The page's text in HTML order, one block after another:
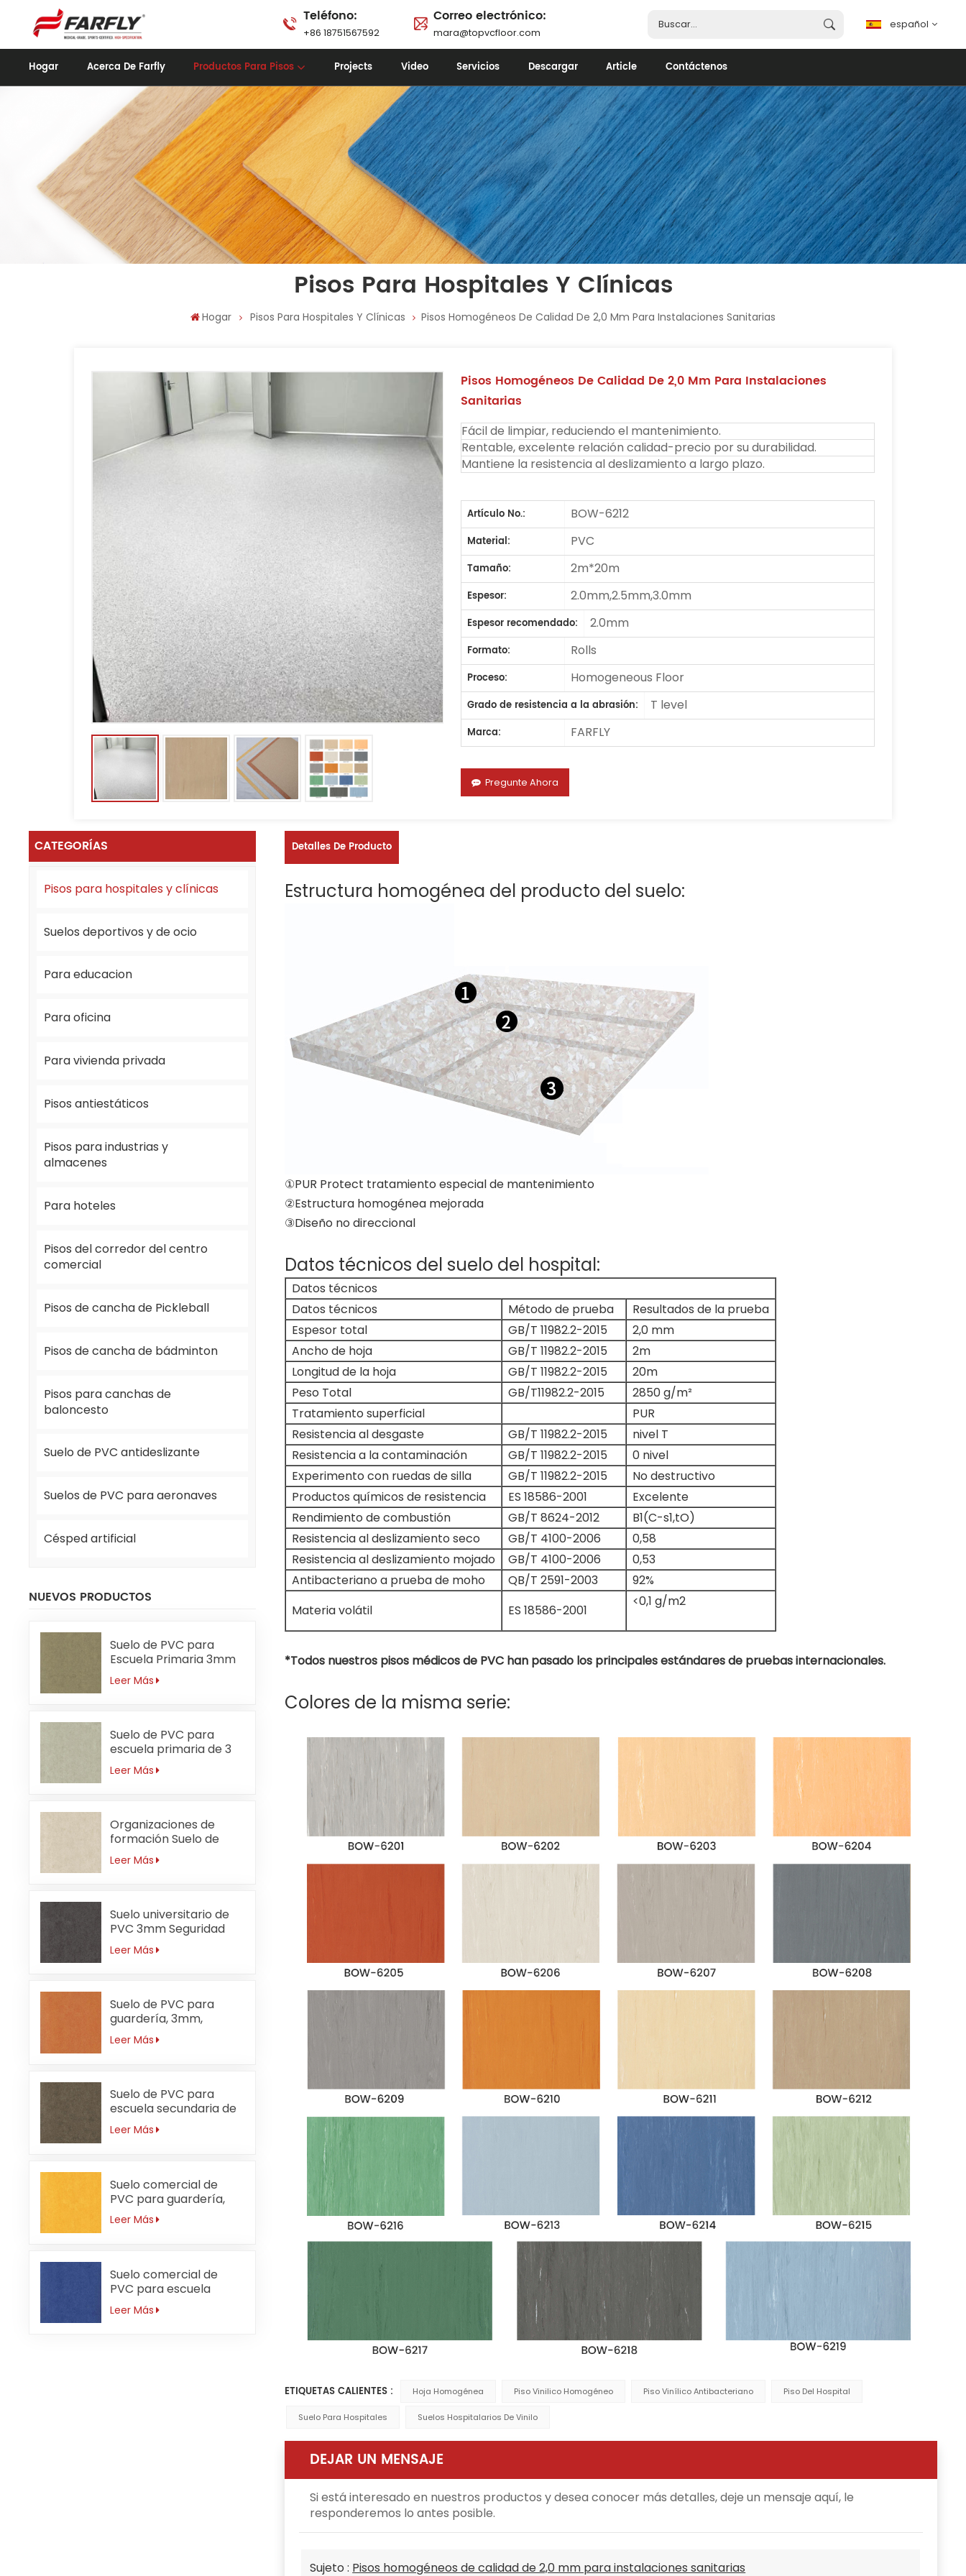
Teléfono:
+86 18751567592
Correo electrónico:
mara@topvcfloor.com
español
español
English
français
português
العربية
Hogar Acerca De Farfly Productos Para Pisos Projects Video Servicios Descargar Article Contáctenos
Pisos Para Hospitales Y Clínicas
Hogar Pisos Para Hospitales Y Clínicas Pisos Homogéneos De Calidad De 2,0 Mm Para Instalaciones Sanitarias
Pisos Homogéneos De Calidad De 2,0 Mm Para Instalaciones
Sanitarias
Fácil de limpiar, reduciendo el mantenimiento.
Rentable, excelente relación calidad-precio por su durabilidad.
Mantiene la resistencia al deslizamiento a largo plazo.
Artículo No.: BOW-6212
Material: PVC
Tamaño: 2m*20m
Espesor: 2.0mm,2.5mm,3.0mm
Espesor recomendado: 2.0mm
Formato: Rolls
Proceso: Homogeneous Floor
Grado de resistencia a la abrasión: T level
Marca: FARFLY
Pregunte Ahora
CATEGORÍAS
Pisos para hospitales y clínicas
Suelos deportivos y de ocio
Para educacion
Para oficina
Para vivienda privada
Pisos antiestáticos
Pisos para industrias y
almacenes
Para hoteles
Pisos del corredor del centro
comercial
Pisos de cancha de Pickleball
Pisos de cancha de bádminton
Pisos para canchas de
baloncesto
Suelo de PVC antideslizante
Suelos de PVC para aeronaves
Césped artificial
NUEVOS PRODUCTOS
Suelo de PVC para
Escuela Primaria 3mm
Sin Formaldehído
Leer Más
Suelo de PVC para
escuela primaria de 3
mm resistente a ácidos
y álcalis
Leer Más
Organizaciones de
formación Suelo de
PVC 3mm
Antibacteriano
Leer Más
Suelo universitario de
PVC 3mm Seguridad
Leer Más
Suelo de PVC para
guardería, 3mm,
ignífugo, naranja
Leer Más
Suelo de PVC para
escuela secundaria de
3 mm resistente al
desgaste
Leer Más
Suelo comercial de
PVC para guardería,
resistente al agua,
3mm
Leer Más
Suelo comercial de
PVC para escuela
primaria antideslizante
de 3mm
Leer Más
Detalles De Producto
Estructura homogénea del producto del suelo:
①PUR Protect tratamiento especial de mantenimiento
②Estructura homogénea mejorada
③Diseño no direccional
Datos técnicos del suelo del hospital:
Datos técnicos
Datos técnicos
Método de prueba
Resultados de la prueba
Espesor total
GB/T 11982.2-2015
2,0 mm
Ancho de hoja
GB/T 11982.2-2015
2m
Longitud de la hoja
GB/T 11982.2-2015
20m
Peso Total
GB/T11982.2-2015
2850 g/m²
Tratamiento superficial
PUR
Resistencia al desgaste
GB/T 11982.2-2015
nivel T
Resistencia a la contaminación
GB/T 11982.2-2015
0 nivel
Experimento con ruedas de silla
GB/T 11982.2-2015
No destructivo
Productos químicos de resistencia
ES 18586-2001
Excelente
Rendimiento de combustión
GB/T 8624-2012
B1(C-s1,tO)
Resistencia al deslizamiento seco
GB/T 4100-2006
0,58
Resistencia al deslizamiento mojado
GB/T 4100-2006
0,53
Antibacteriano a prueba de moho
QB/T 2591-2003
92%
Materia volátil
ES 18586-2001
<0,1 g/m2
*Todos nuestros pisos médicos de PVC han pasado los principales estándares de pruebas internacionales.
Colores de la misma serie:
ETIQUETAS CALIENTES : Hoja Homogénea Piso Vinilico Homogéneo Piso Vinílico Antibacteriano Piso Del Hospital
Suelo Para Hospitales Suelos Hospitalarios De Vinilo
DEJAR UN MENSAJE
Si está interesado en nuestros productos y desea conocer más detalles, deje un mensaje aquí, le
responderemos lo antes posible.
Sujeto : Pisos homogéneos de calidad de 2,0 mm para instalaciones sanitarias